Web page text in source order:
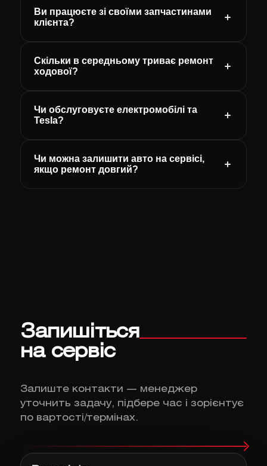
Ви працюєте зі своїми запчастинами
клієнта?
Скільки в середньому триває ремонт
ходової?
Чи обслуговуєте електромобілі та
Tesla?
Чи можна залишити авто на сервісі,
якщо ремонт довгий?
Запишіться
на сервіс
Залиште контакти — менеджер
уточнить задачу, підбере час і зорієнтує
по вартості/термінах.